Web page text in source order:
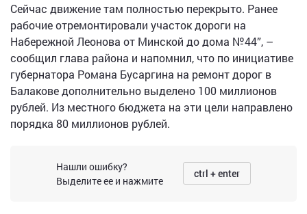
Сейчас движение там полностью перекрыто. Ранее
рабочие отремонтировали участок дороги на
Набережной Леонова от Минской до дома №44”, –
сообщил глава района и напомнил, что по инициативе
губернатора Романа Бусаргина на ремонт дорог в
Балакове дополнительно выделено 100 миллионов
рублей. Из местного бюджета на эти цели направлено
порядка 80 миллионов рублей.
Нашли ошибку?
Выделите ее и нажмите
ctrl + enter